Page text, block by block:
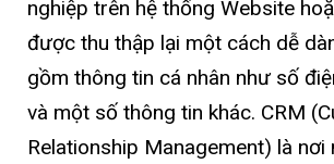
nghiệp trên hệ thống Website
được thu thập lại một cách dễ
gồm thông tin cá nhân như số
và một số thông tin khác. CRM
Relationship Management) là nơi